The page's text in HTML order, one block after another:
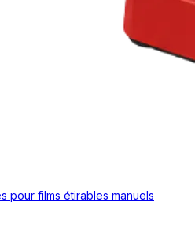
pour films étirables manuels